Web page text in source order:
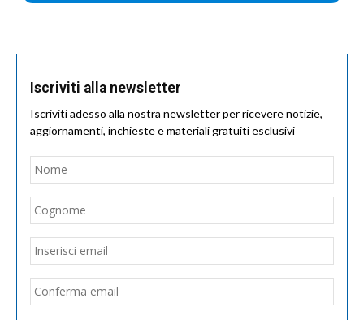
Iscriviti alla newsletter
Iscriviti adesso alla nostra newsletter per ricevere notizie,
aggiornamenti, inchieste e materiali gratuiti esclusivi
Nome
Email